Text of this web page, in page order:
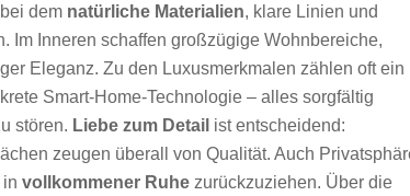
dem natürliche Materialien, klare Linien und
Im Inneren schaffen großzügige Wohnbereiche,
Eleganz. Zu den Luxusmerkmalen zählen oft ein
Smart-Home-Technologie – alles sorgfältig
stören. Liebe zum Detail ist entscheidend:
zeugen überall von Qualität. Auch
vollkommener Ruhe zurückzuziehen. Über die